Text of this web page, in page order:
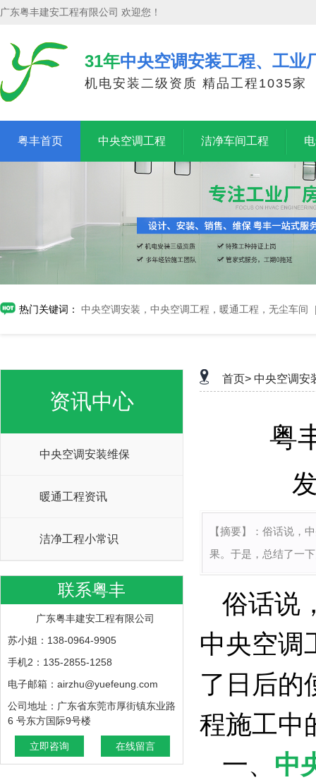
广东粤丰建安工程有限公司 欢迎您！
31年中央空调安装工程、工业
机电安装二级资质 精品工程1035家
粤丰首页 中央空调工程 洁净车间工程
热门关键词： 中央空调安装，中央空调工程，暖通工程，无尘车间
资讯中心
中央空调安装维保
暖通工程资讯
洁净工程小常识
联系粤丰
广东粤丰建安工程有限公司
苏小姐：138-0964-9905
手机2：135-2855-1258
电子邮箱：airzhu@yuefeung.com
公司地址：广东省东莞市厚街镇东业路
6 号东方国际9号楼
立即咨询 在线留言
首页> 中央空调安
粤
【摘要】： 俗话说，
果。于是，总结了一
俗话说
中央空调
了日后的
程施工中
一、 中